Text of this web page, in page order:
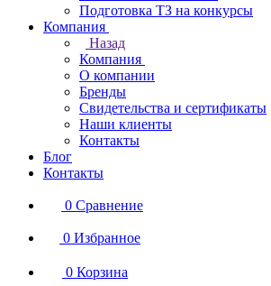
Подготовка ТЗ на конкурсы
Компания
Назад
Компания
О компании
Бренды
Свидетельства и сертификаты
Наши клиенты
Контакты
Блог
Контакты
0 Сравнение
0 Избранное
0 Корзина